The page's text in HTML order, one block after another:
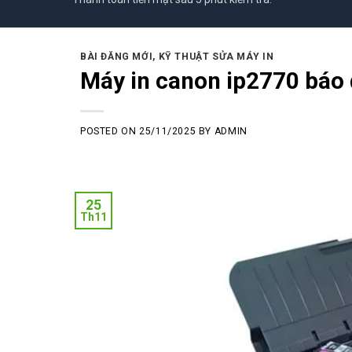
BÀI ĐĂNG MỚI , KỸ THUẬT SỬA MÁY IN
Máy in canon ip2770 báo
POSTED ON25/11/2025 BY ADMIN
25
Th11